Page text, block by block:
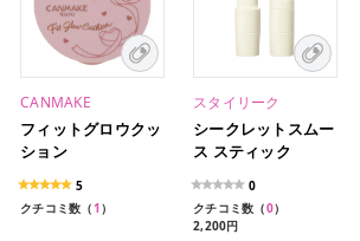
CANMAKE
フィットグロウクッ
ション
5
クチコミ数（1 ）
スタイリーク
シークレットスムー
ス スティック
0
クチコミ数（0）
2,200円